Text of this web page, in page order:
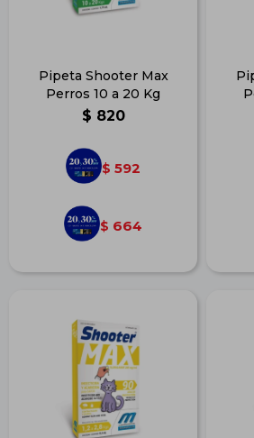
Pipeta Shooter Max
Perros 10 a 20 Kg
$ 820
$ 592
$ 664